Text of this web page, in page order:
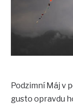
Podzimní Máj v
gusto opravdu